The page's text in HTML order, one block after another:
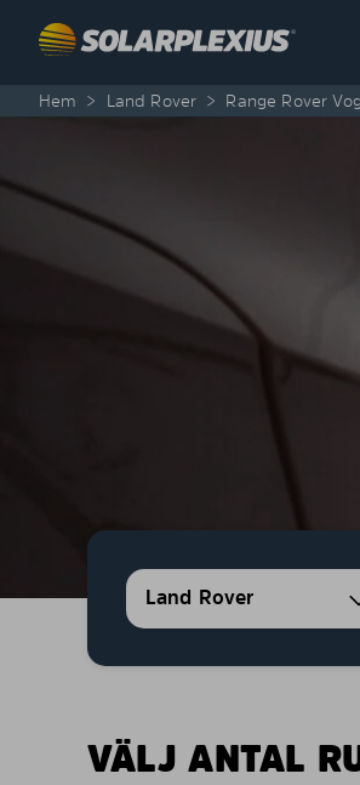
Hem > Land Rover > Range Rover
Land Rover
VÄLJ ANTAL